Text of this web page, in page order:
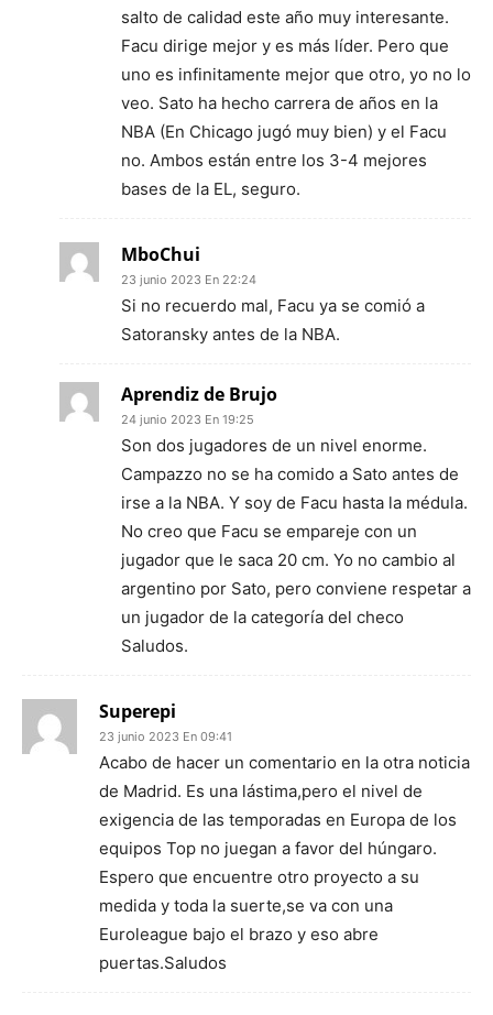
salto de calidad este año muy interesante.
Facu dirige mejor y es más líder. Pero que
uno es infinitamente mejor que otro, yo no lo
veo. Sato ha hecho carrera de años en la
NBA (En Chicago jugó muy bien) y el Facu
no. Ambos están entre los 3-4 mejores
bases de la EL, seguro.
MboChui
23 junio 2023 En 22:24
Si no recuerdo mal, Facu ya se comió a
Satoransky antes de la NBA.
Aprendiz de Brujo
24 junio 2023 En 19:25
Son dos jugadores de un nivel enorme.
Campazzo no se ha comido a Sato antes de
irse a la NBA. Y soy de Facu hasta la médula.
No creo que Facu se empareje con un
jugador que le saca 20 cm. Yo no cambio al
argentino por Sato, pero conviene respetar a
un jugador de la categoría del checo
Saludos.
Superepi
23 junio 2023 En 09:41
Acabo de hacer un comentario en la otra noticia
de Madrid. Es una lástima,pero el nivel de
exigencia de las temporadas en Europa de los
equipos Top no juegan a favor del húngaro.
Espero que encuentre otro proyecto a su
medida y toda la suerte,se va con una
Euroleague bajo el brazo y eso abre
puertas.Saludos